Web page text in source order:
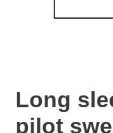
Long
pilot